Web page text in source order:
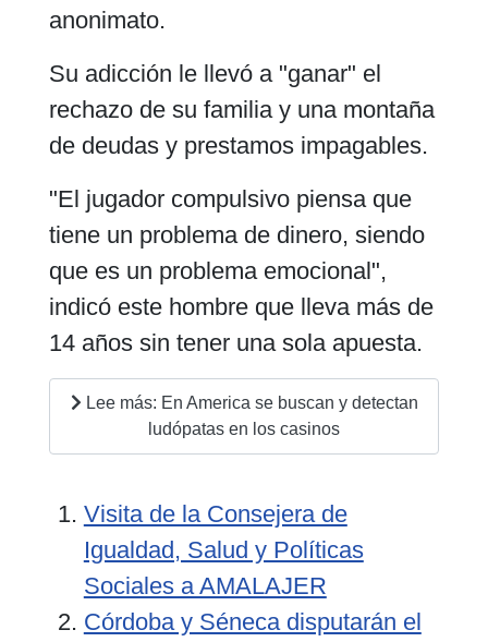
anonimato.
Su adicción le llevó a "ganar" el
rechazo de su familia y una montaña
de deudas y prestamos impagables.
"El jugador compulsivo piensa que
tiene un problema de dinero, siendo
que es un problema emocional",
indicó este hombre que lleva más de
14 años sin tener una sola apuesta.
Lee más: En America se buscan y detectan
ludópatas en los casinos
Visita de la Consejera de
Igualdad, Salud y Políticas
Sociales a AMALAJER
Córdoba y Séneca disputarán el